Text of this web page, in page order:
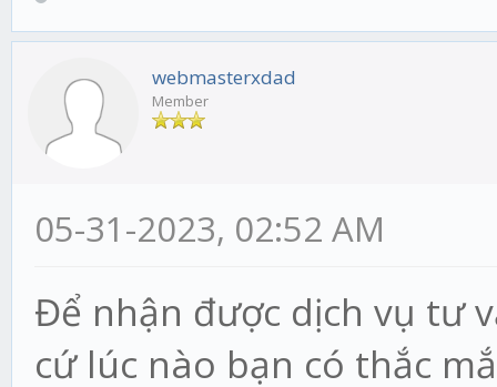
webmasterxdad
Member
05-31-2023, 02:52 AM
Để nhận được dịch vụ tư
cứ lúc nào bạn có thắc